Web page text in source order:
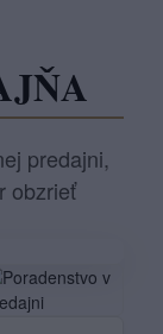
predajni,
obzrieť